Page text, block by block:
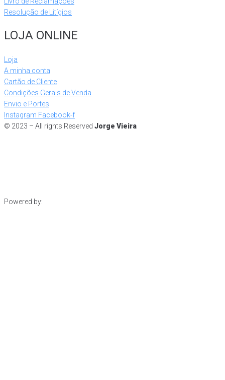
Resolução de Litígios
LOJA ONLINE
Loja
A minha conta
Cartão de Cliente
Condições Gerais de Venda
Envio e Portes
Instagram Facebook-f
© 2023 – All rights Reserved Jorge Vieira
Powered by: